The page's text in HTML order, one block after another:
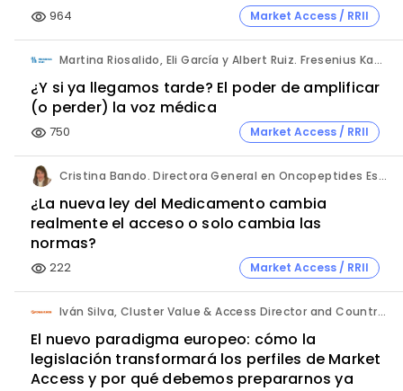
visibility 964 Market Access / RRII
Martina Riosalido, Eli García y Albert Ruiz. Fresenius Kabi.
¿Y si ya llegamos tarde? El poder de amplificar
(o perder) la voz médica
visibility 750 Market Access / RRII
Cristina Bando. Directora General en Oncopeptides España y Directora del Programa Executive de Market Access de Cesif.
¿La nueva ley del Medicamento cambia
realmente el acceso o solo cambia las
normas?
visibility 222 Market Access / RRII
Iván Silva, Cluster Value & Access Director and Country Manager Spain y Natalia Montero, Market Access Intern. Kyowa Kirin.
El nuevo paradigma europeo: cómo la
legislación transformará los perfiles de Market
Access y por qué debemos prepararnos ya